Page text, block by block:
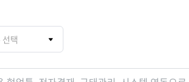
선택